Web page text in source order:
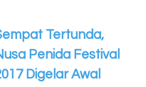
Tertunda,
Penida Festival
Digelar Awal